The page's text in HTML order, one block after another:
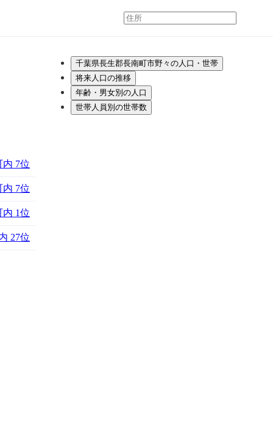
7位
7位
1位
27位
千葉県長生郡長南町市野々の人口・世帯
将来人口の推移
年齢・男女別の人口
世帯人員別の世帯数